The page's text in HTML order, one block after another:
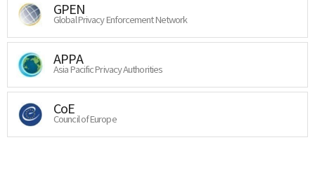
GPEN
Global Privacy Enforcement Network
APPA
Asia Pacific Privacy Authorities
CoE
Council of Europe